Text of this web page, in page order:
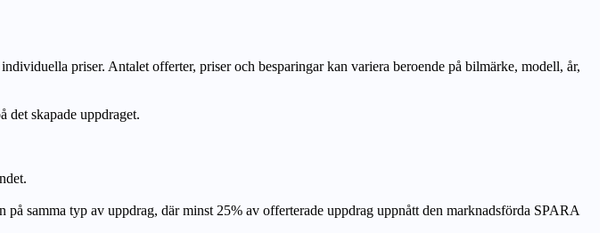
priser. Antalet offerter, priser och besparingar kan variera beroende på bilmärke, modell, år,
det skapade uppdraget.
samma typ av uppdrag, där minst 25% av offerterade uppdrag uppnått den marknadsförda SPARA